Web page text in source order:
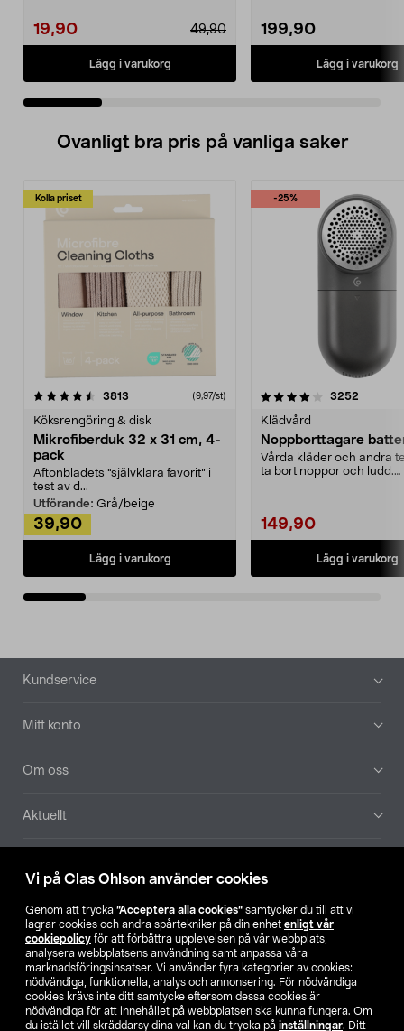
Vi på Clas Ohlson använder cookies
Genom att trycka ”Acceptera alla cookies” samtycker du till att vi
lagrar cookies och andra spårtekniker på din enhet enligt vår
cookiepolicy för att förbättra upplevelsen på vår webbplats,
analysera webbplatsens användning samt anpassa våra
marknadsföringsinsatser. Vi använder fyra kategorier av cookies:
nödvändiga, funktionella, analys och annonsering. För nödvändiga
cookies krävs inte ditt samtycke eftersom dessa cookies är
nödvändiga för att innehållet på webbplatsen ska kunna fungera. Om
du istället vill skräddarsy dina val kan du trycka på inställningar. Ditt
19,90 49,90
Lägg i varukorg
199,90
Lägg i varukorg
Ovanligt bra pris på vanliga saker
Kolla priset
3813 (9,97/st)
Köksrengöring & disk
Mikrofiberduk 32 x 31 cm, 4-
pack
Aftonbladets "självklara favorit” i
test av d...
Utförande: Grå/beige
39,90
Lägg i varukorg
-25%
4.0av 5 stjärnor 3252
Klädvård
Noppborttagare
Vårda kläder och andra
ta bort noppor och ludd.
149,90
Lägg i varukorg
4.5av 5 stjärnor
Sidfot
Kundservice
Mitt konto
Om oss
Aktuellt
Hitta butik
SE NO FI